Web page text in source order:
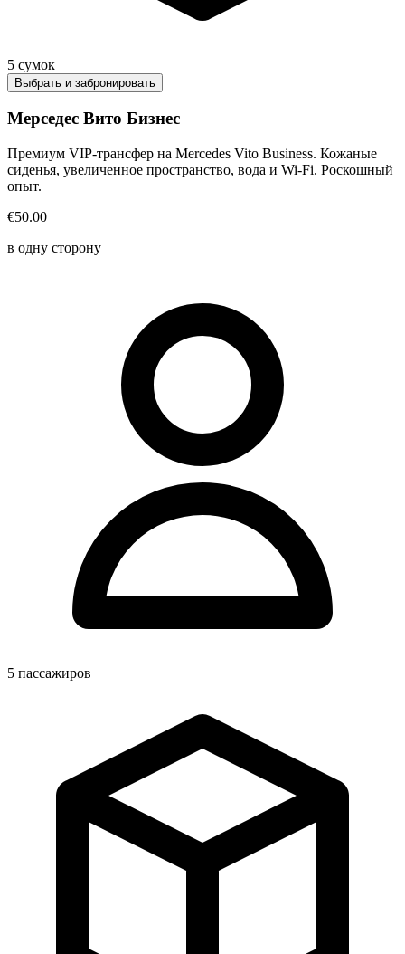
5 сумок
Выбрать и забронировать
Мерседес Вито Бизнес
Премиум VIP-трансфер на Mercedes Vito Business. Кожаные
сиденья, увеличенное пространство, вода и Wi-Fi. Роскошный
опыт.
€50.00
в одну сторону
5 пассажиров